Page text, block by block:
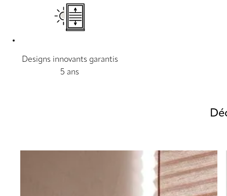
Designs innovants garantis
5 ans